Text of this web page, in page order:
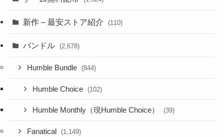
新作 – 最安ストア紹介 (110)
バンドル (2,678)
Humble Bundle (844)
Humble Choice (102)
Humble Monthly（現Humble Choice） (39)
Fanatical (1,149)